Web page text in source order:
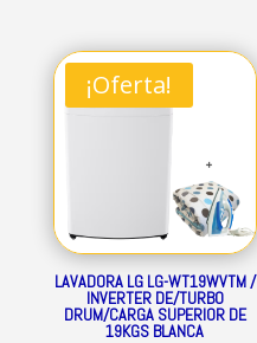
¡Oferta!
LAVADORA LG LG-WT19WVTM /
INVERTER DE/TURBO
DRUM/CARGA SUPERIOR DE
19KGS BLANCA